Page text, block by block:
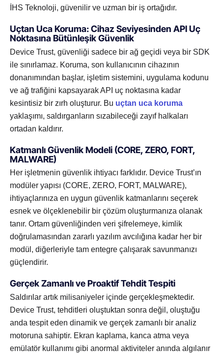
İHS Teknoloji, güvenilir ve uzman bir iş ortağıdır.
Uçtan Uca Koruma: Cihaz Seviyesinden API Uç
Noktasına Bütünleşik Güvenlik
Device Trust, güvenliği sadece bir ağ geçidi veya bir SDK
ile sınırlamaz. Koruma, son kullanıcının cihazının
donanımından başlar, işletim sistemini, uygulama kodunu
ve ağ trafiğini kapsayarak API uç noktasına kadar
kesintisiz bir zırh oluşturur. Bu uçtan uca koruma
yaklaşımı, saldırganların sızabileceği zayıf halkaları
ortadan kaldırır.
Katmanlı Güvenlik Modeli (CORE, ZERO, FORT,
MALWARE)
Her işletmenin güvenlik ihtiyacı farklıdır. Device Trust’ın
modüler yapısı (CORE, ZERO, FORT, MALWARE),
ihtiyaçlarınıza en uygun güvenlik katmanlarını seçerek
esnek ve ölçeklenebilir bir çözüm oluşturmanıza olanak
tanır. Ortam güvenliğinden veri şifrelemeye, kimlik
doğrulamasından zararlı yazılım avcılığına kadar her bir
modül, diğerleriyle tam entegre çalışarak savunmanızı
güçlendirir.
Gerçek Zamanlı ve Proaktif Tehdit Tespiti
Saldırılar artık milisaniyeler içinde gerçekleşmektedir.
Device Trust, tehditleri oluştuktan sonra değil, oluştuğu
anda tespit eden dinamik ve gerçek zamanlı bir analiz
motoruna sahiptir. Ekran kaplama, kanca atma veya
emülatör kullanımı gibi anormal aktiviteler anında algılanır